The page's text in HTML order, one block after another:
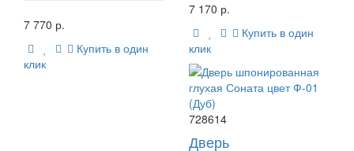
7 770 р.
Купить в один
клик
7 170 р.
Купить в один
клик
728614
Дверь